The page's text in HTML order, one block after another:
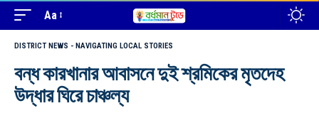
Aa
DISTRICT NEWS - NAVIGATING LOCAL STORIES
বন্ধ কারখানার আবাসনে দুই শ্রমিকের মৃতদেহ
উদ্ধার ঘিরে চাঞ্চল্য